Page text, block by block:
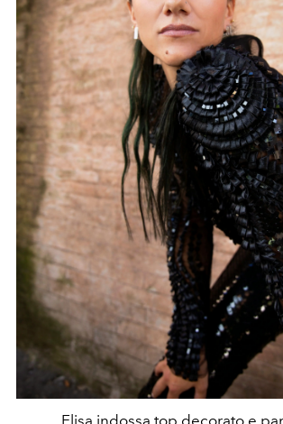
Elisa indossa top decorato e